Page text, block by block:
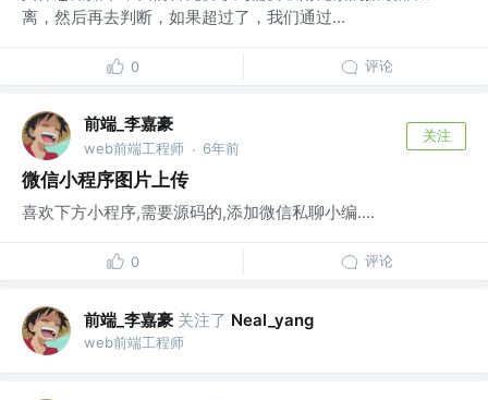
离，然后再去判断，如果超过了，我们通过...
0 评论
前端_李嘉豪
web前端工程师 · 6年前
关注
微信小程序图片上传
喜欢下方小程序,需要源码的,添加微信私聊小编....
0 评论
前端_李嘉豪 关注了 Neal_yang
web前端工程师